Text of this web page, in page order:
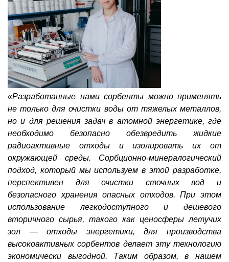
«Разработанные нами сорбенты можно применять
не только для очистки воды от тяжелых металлов,
но и для решения задач в атомной энергетике, где
необходимо безопасно обезвредить жидкие
радиоактивные отходы и изолировать их от
окружающей среды. Сорбционно‑минералогический
подход, который мы используем в этой разработке,
перспективен для очистки сточных вод и
безопасного хранения опасных отходов. При этом
использование легкодоступного и дешевого
вторичного сырья, такого как ценосферы летучих
зол — отходы энергетики, для производства
высокоактивных сорбентов делает эту технологию
экономически выгодной. Таким образом, в нашем